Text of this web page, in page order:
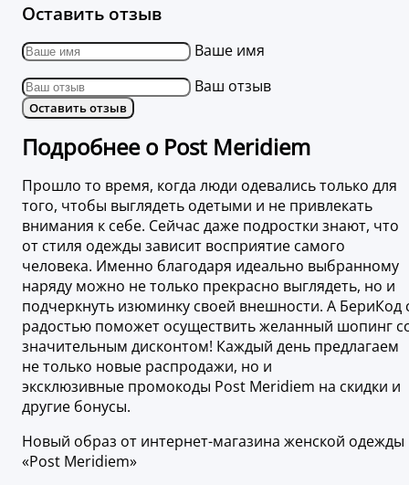
Оставить отзыв
Ваше имя
Ваш отзыв
Оставить отзыв
Подробнее о Post Meridiem ​​​​​​​
Прошло то время, когда люди одевались только для
того, чтобы выглядеть одетыми и не привлекать
внимания к себе. Сейчас даже подростки знают, что
от стиля одежды зависит восприятие самого
человека. Именно благодаря идеально выбранному
наряду можно не только прекрасно выглядеть, но и
подчеркнуть изюминку своей внешности. А БериКод
радостью поможет осуществить желанный шопинг
значительным дисконтом! Каждый день предлагаем
не только новые распродажи, но и
эксклюзивные промокоды Post Meridiem на скидки и
другие бонусы.
Новый образ от интернет-магазина женской одежды
«Post Meridiem»